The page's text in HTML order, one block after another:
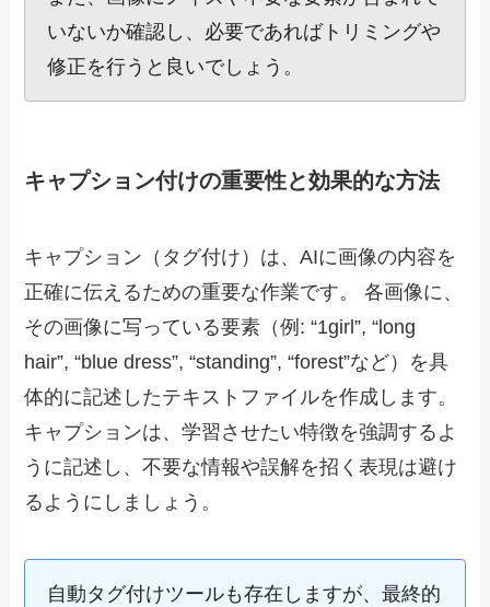
いないか確認し、必要であればトリミングや
修正を行うと良いでしょう。
キャプション付けの重要性と効果的な方法
キャプション（タグ付け）は、AIに画像の内容を
正確に伝えるための重要な作業です。 各画像に、
その画像に写っている要素（例: “1girl”, “long
hair”, “blue dress”, “standing”, “forest”など）を具
体的に記述したテキストファイルを作成します。
キャプションは、学習させたい特徴を強調するよ
うに記述し、不要な情報や誤解を招く表現は避け
るようにしましょう。
自動タグ付けツールも存在しますが、最終的